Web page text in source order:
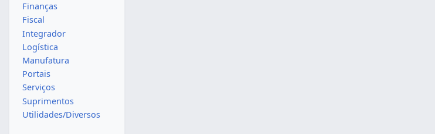
Finanças
Fiscal
Integrador
Logística
Manufatura
Portais
Serviços
Suprimentos
Utilidades/Diversos